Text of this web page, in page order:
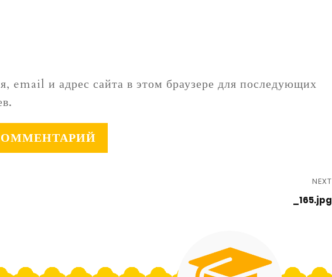
email и адрес сайта в этом браузере для последующих
NEXT
_165.jpg